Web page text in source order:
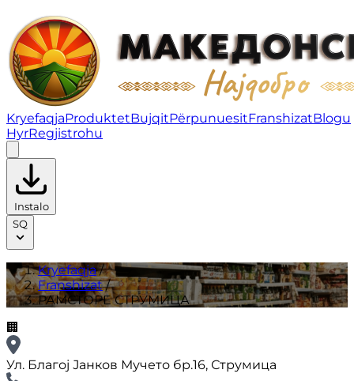
РАМСТОРE СТРУМИЦА | Franshizat
KryefaqjaProduktetBujqitPërpunuesitFranshizatBlogu
HyrRegjistrohu
Instalo
SQ
Kryefaqja/
Franshizat/
РАМСТОРE СТРУМИЦА
🏢
Ул. Благој Јанков Мучето бр.16, Струмица